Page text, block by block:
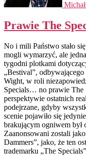
Prawie The
No i mili Państwo stało
mogli wymarzyć, ale
tygodni plotkami
„Bestival”,
Wight, w roli
Specials… no prawie The
perspektywie ostatnich
podejrzane, gdyby
scenie pojawiło się
brakującym ogniwem był
Zaanonsowani zostali
Dammers”, jako, że ten
trademarku „The